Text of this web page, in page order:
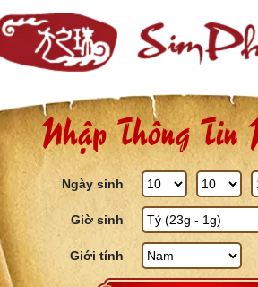
Nhập Thông Tin
Ngày sinh
Giờ sinh
Giới tính